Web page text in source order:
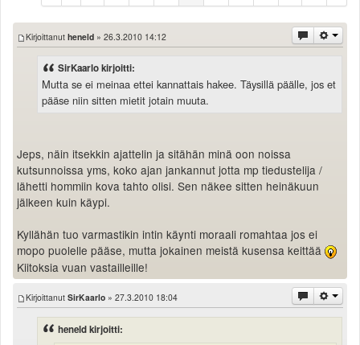
Uudet ajoneuvot
Uudet kuvat
Uudet videot
Uudet kommentit
MYYDÄÄN
Ajoneuvot
Osat
TIETOPANKKI
MP15 kuvia
MP14 kuvia
MP13 kuvia
ACS 2015 kuvia
Lisää uusi tapahtuma
UUTISET
Kirjoittanut heneld » 26.3.2010 14:12
SirKaarlo kirjoitti:
Mutta se ei meinaa ettei kannattais hakee. Täysillä päälle, jos et
pääse niin sitten mietit jotain muuta.
Jeps, näin itsekkin ajattelin ja sitähän minä oon noissa
kutsunnoissa yms, koko ajan jankannut jotta mp tiedustelija /
lähetti hommiin kova tahto olisi. Sen näkee sitten heinäkuun
jälkeen kuin käypi.
Kyllähän tuo varmastikin intin käynti moraali romahtaa jos ei
mopo puolelle pääse, mutta jokainen meistä kusensa keittää
Kiitoksia vuan vastailleille!
Kirjoittanut SirKaarlo » 27.3.2010 18:04
heneld kirjoitti: